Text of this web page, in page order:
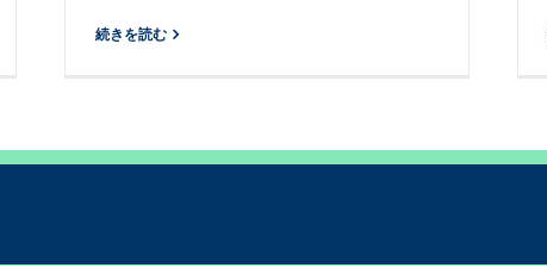
続きを読む